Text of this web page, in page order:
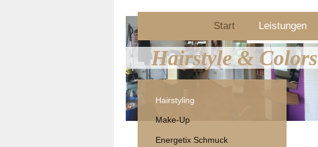
Start Leistungen
Hairstyle & Colors
Hairstyling
Make-Up
Energetix Schmuck